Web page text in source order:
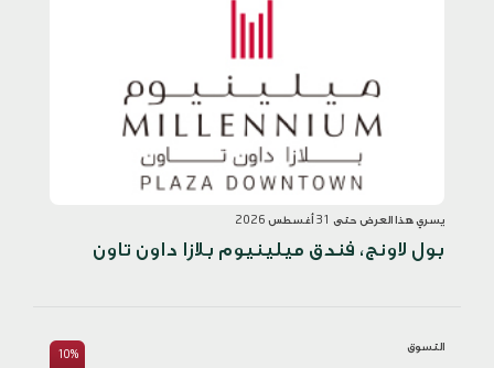
يسري هذا العرض حتى 31 أغسطس 2026
بول لاونج، فندق ميلينيوم بلازا داون تاون
10%
التسوق